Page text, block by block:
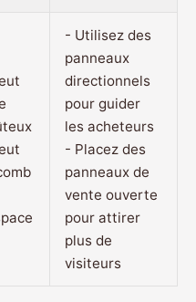
- Utilisez des
panneaux
directionnels
pour guider
les acheteurs
- Placez des
panneaux de
vente ouverte
pour attirer
plus de
visiteurs